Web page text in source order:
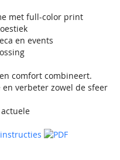
met full-color print
en events
comfort combineert.
verbeter zowel de sfeer